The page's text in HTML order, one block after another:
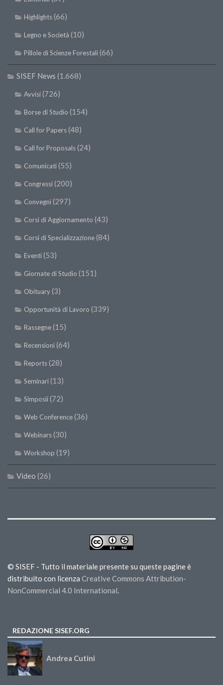
Highlights(66)
Legno e Società (10)
Pillole di Scienze Forestali(66)
SISEF News (1.668)
Avvisi(726)
Borse di Studio (154)
Call for Papers(48)
Call for Proposals(24)
Comunicati(55)
Congressi(200)
Convegni(297)
Corsi di Aggiornamento (43)
Corsi di Specializzazione(84)
Eventi(53)
Giornate di Studio (151)
Obituary(3)
Opportunità di Lavoro (339)
Rassegne(15)
Recensioni(64)
Reports(28)
Seminari(13)
Simposii(72)
Web Conference(36)
Webinars(30)
Workshop (19)
Video (26)
© SISEF - Tutto il materiale presente su queste pagine è
distribuito con licenza Creative Commons Attribution-
NonCommercial 4.0 International.
REDAZIONE SISEF.ORG
Andrea Cutini